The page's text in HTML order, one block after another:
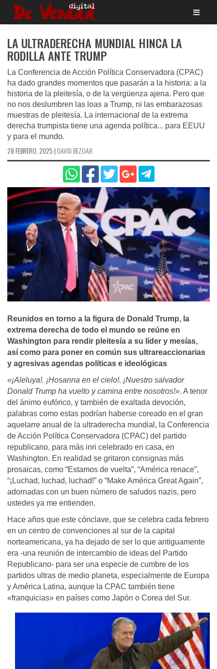
Saltar
LA ULTRADERECHA MUNDIAL HINCA LA
RODILLA ANTE TRUMP
La Conferencia de Acción Política Conservadora (CPAC)
ha dado grandes momentos que pasarán a la historia: a la
historia de la pleitesía, o de la vergüenza ajena. Pero que
no nos deslumbren las loas a Trump, ni las embarazosas
muestras de pleitesía. La internacional de la extrema
derecha trumpista tiene una agenda política... para EEUU
y para el mundo.
28 FEBRERO, 2025 | DAVID BEZOAR
Reunidos en torno a la figura de Donald Trump, la
extrema derecha de todo el mundo se reúne en
Washington para rendir pleitesía a su líder y mesías,
así como para poner en común sus ultrareaccionarias
y agresivas agendas políticas e ideológicas
«¡Aleluya!. ¡Hosanna en el cielo!. ¡Nuestro salvador
Donald Trump ha vuelto y camina entre nosotros!». A tenor
del ánimo eufórico, y también de exaltada devoción,
palabras como estas podrían haberse coreado en el gran
aquelarre anual de la ultraderecha mundial, la Conferencia
de Acción Política Conservadora (CPAC) del partido
republicano, para más inri celebrado en casa, en
Washington. En realidad se gritaron consignas más
prosaicas, como “Estamos de vuelta”, “América renace”,
“¡Luchad, luchad, luchad!” o “Make América Great Again”,
adornadas con un buen número de saludos nazis, pero
ustedes ya me entienden.
Hace años que este cónclave, que se celebra cada febrero
en un centro de convenciones al sur de la capital
norteamericana, ya ha dejado de ser lo que antiguamente
era -una reunión de intercambio de ideas del Partido
Republicano- para ser una especie de cumbre de los
partidos ultras de medio planeta, especialmente de Europa
y América Latina, aunque la CPAC también tiene
«franquicias» en países como Japón o Corea del Sur.